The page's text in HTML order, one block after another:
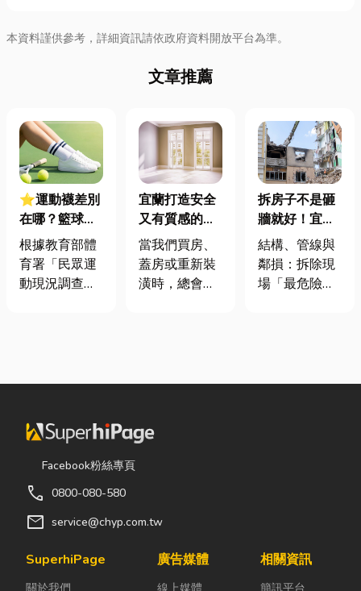
本資料謹供參考，詳細資訊請依政府資料開放平台為準。
文章推薦
⭐運動襪差別
在哪？籃球、
慢跑、排球襪
挑選全攻略，
穿對了運動不
根據教育部體
育署「民眾運
動現況調查」
與各類球類運
擇。許多人在
配備上毫不惜
重金，購買
頂級籃球鞋或
專業路跑鞋，
抓一雙幾十元
宜蘭打造安全
又有質感的
家，從專業門
窗開始
當我們買房、
蓋房或重新裝
潢時，總會把
天都在使用的
門窗不只是遮
通風與生活品
氣候潮濕多
拆房子不是砸
牆就好！宜蘭
裝潢拆除、水
泥切割施工前
必看的避坑指
結構、管線與
鄰損：拆除現
場「最危險的
混亂的環境
陷： 這是老屋
Facebook粉絲專頁
call 0800-080-580
mail service@chyp.com.tw
SuperhiPage
關於我們
廣告媒體
線上媒體
相關資訊
簡訊平台